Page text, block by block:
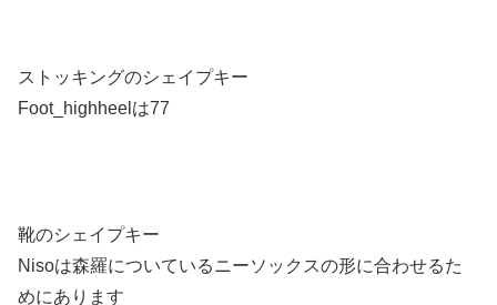
ストッキングのシェイプキー
Foot_highheelは77
靴のシェイプキー
Nisoは森羅についているニーソックスの形に合わせるた
めにあります